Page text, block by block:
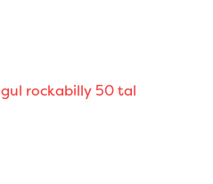
rockabilly 50 tal